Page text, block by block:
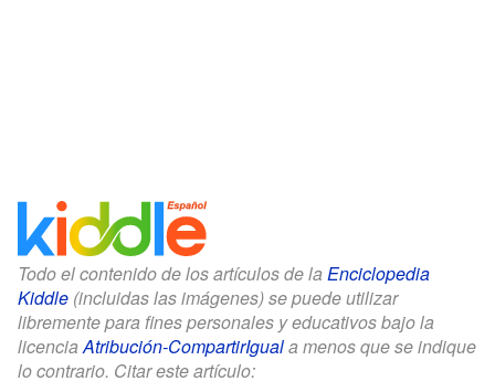
Todo el contenido de los artículos de la Enciclopedia
Kiddle (incluidas las imágenes) se puede utilizar
libremente para fines personales y educativos bajo la
licencia Atribución-CompartirIguala menos que se indique
lo contrario. Citar este artículo: